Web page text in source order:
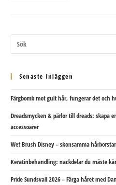
Efter
Senaste Inläggen
Färgbomb mot gult hår, fungerar det och
Dreadsmycken & pärlor till dreads: skapa
accessoarer
Wet Brush Disney – skonsamma
Keratinbehandling: nackdelar du måste
Pride Sundsvall 2026 – Färga håret med